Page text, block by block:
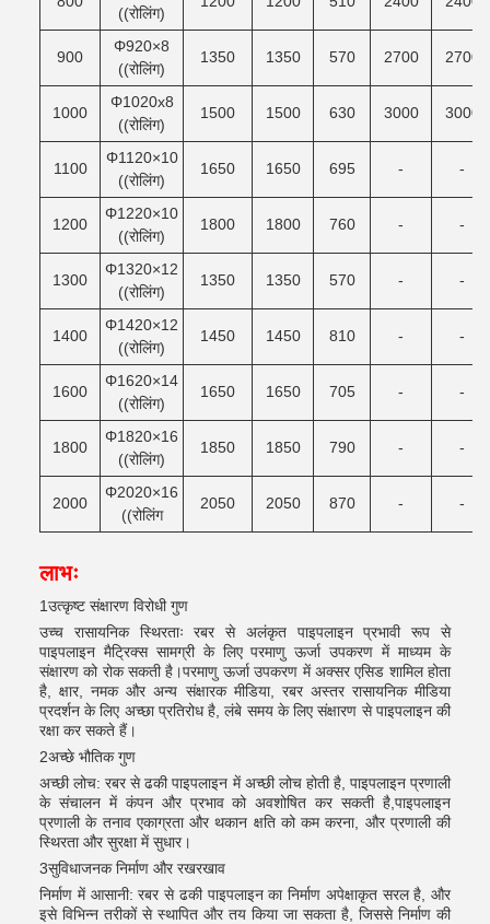
((रोलिंग)
900
Φ920×8
((रोलिंग)
1350 1350 570 2700 2700
1000
Φ1020x8
((रोलिंग)
1500 1500 630 3000 3000
1100
Φ1120×10
((रोलिंग)
1650 1650 695 - -
1200
Φ1220×10
((रोलिंग)
1800 1800 760 - -
1300
Φ1320×12
((रोलिंग)
1350 1350 570 - -
1400
Φ1420×12
((रोलिंग)
1450 1450 810 - -
1600
Φ1620×14
((रोलिंग)
1650 1650 705 - -
1800
Φ1820×16
((रोलिंग)
1850 1850 790 - -
2000
Φ2020×16
((रोलिंग
2050 2050 870 - -
लाभः
1उत्कृष्ट संक्षारण विरोधी गुण
उच्च रासायनिक स्थिरताः रबर से अलंकृत पाइपलाइन प्रभावी रूप से
पाइपलाइन मैट्रिक्स सामग्री के लिए परमाणु ऊर्जा उपकरण में माध्यम के
संक्षारण को रोक सकती है।परमाणु ऊर्जा उपकरण में अक्सर एसिड शामिल होता
है, क्षार, नमक और अन्य संक्षारक मीडिया, रबर अस्तर रासायनिक मीडिया
प्रदर्शन के लिए अच्छा प्रतिरोध है, लंबे समय के लिए संक्षारण से पाइपलाइन की
रक्षा कर सकते हैं।
2अच्छे भौतिक गुण
अच्छी लोच: रबर से ढकी पाइपलाइन में अच्छी लोच होती है, पाइपलाइन प्रणाली
के संचालन में कंपन और प्रभाव को अवशोषित कर सकती है,पाइपलाइन
प्रणाली के तनाव एकाग्रता और थकान क्षति को कम करना, और प्रणाली की
स्थिरता और सुरक्षा में सुधार।
3सुविधाजनक निर्माण और रखरखाव
निर्माण में आसानी: रबर से ढकी पाइपलाइन का निर्माण अपेक्षाकृत सरल है, और
इसे विभिन्न तरीकों से स्थापित और तय किया जा सकता है, जिससे निर्माण की